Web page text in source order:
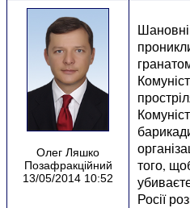
Олег Ляшко
Позафракційний
13/05/2014 10:52
того,
Росії